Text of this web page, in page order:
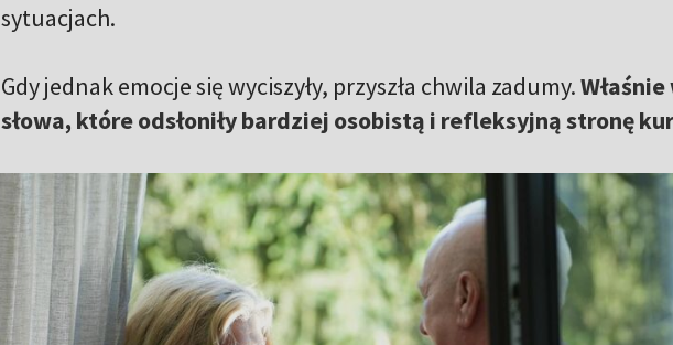
sytuacjach.
Gdy jednak emocje się wyciszyły, przyszła chwila zadumy.
słowa, które odsłoniły bardziej osobistą i refleksyjną stronę